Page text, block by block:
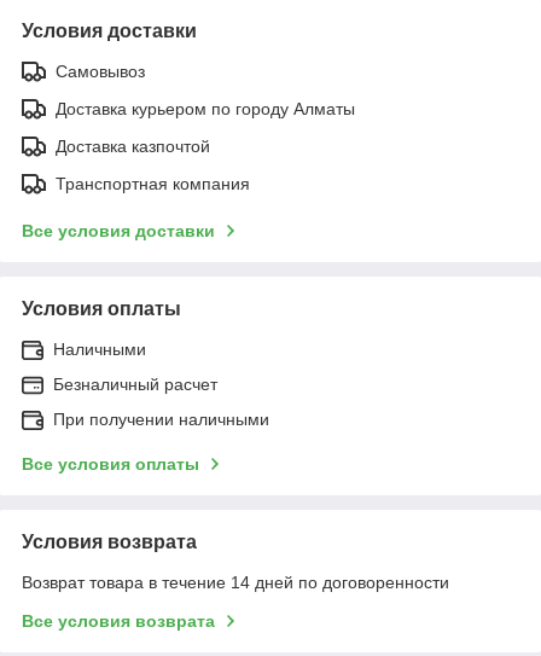
Условия доставки
Самовывоз
Доставка курьером по городу Алматы
Доставка казпочтой
Транспортная компания
Все условия доставки
Условия оплаты
Наличными
Безналичный расчет
При получении наличными
Все условия оплаты
Условия возврата
Возврат товара в течение 14 дней по договоренности
Все условия возврата